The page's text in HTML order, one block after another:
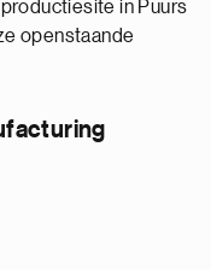
in Puurs
openstaande